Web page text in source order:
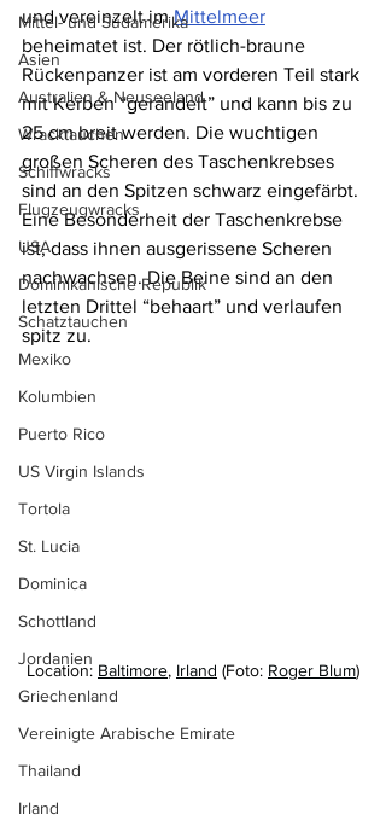
Mittel- und Südamerika
Asien
Australien & Neuseeland
Wracktauchen
Schiffwracks
Flugzeugwracks
USA
Dominikanische Republik
Schatztauchen
Mexiko
Kolumbien
Puerto Rico
US Virgin Islands
Tortola
St. Lucia
Dominica
Schottland
Jordanien
Griechenland
Vereinigte Arabische Emirate
Thailand
Irland
und vereinzelt im Mittelmeer
beheimatet ist. Der rötlich-braune
Rückenpanzer ist am vorderen Teil stark
mit Kerben “gerändelt” und kann bis zu
25 cm breit werden. Die wuchtigen
großen Scheren des Taschenkrebses
sind an den Spitzen schwarz eingefärbt.
Eine Besonderheit der Taschenkrebse
ist, dass ihnen ausgerissene Scheren
nachwachsen. Die Beine sind an den
letzten Drittel “behaart” und verlaufen
spitz zu.
Location: Baltimore, Irland (Foto: Roger Blum)